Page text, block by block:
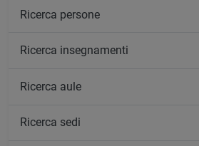
Ricerca persone
Ricerca insegnamenti
Ricerca aule
Ricerca sedi